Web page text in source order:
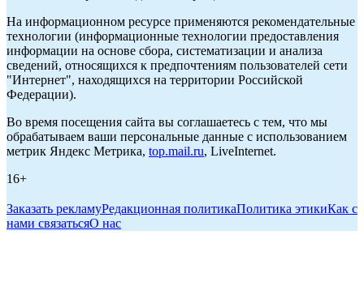
На информационном ресурсе применяются рекомендательные
технологии (информационные технологии предоставления
информации на основе сбора, систематизации и анализа
сведений, относящихся к предпочтениям пользователей сети
"Интернет", находящихся на территории Российской
Федерации).
Во время посещения сайта вы соглашаетесь с тем, что мы
обрабатываем ваши персональные данные с использованием
метрик Яндекс Метрика, top.mail.ru, LiveInternet.
16+
Заказать рекламуРедакционная политикаПолитика этикиКак с
нами связатьсяО нас